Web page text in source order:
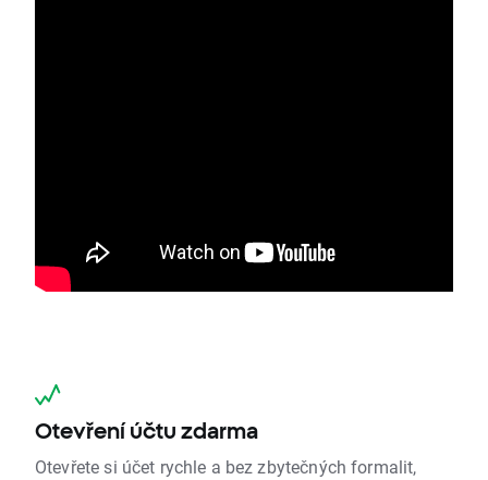
Otevření účtu zdarma
Otevřete si účet rychle a bez zbytečných formalit,